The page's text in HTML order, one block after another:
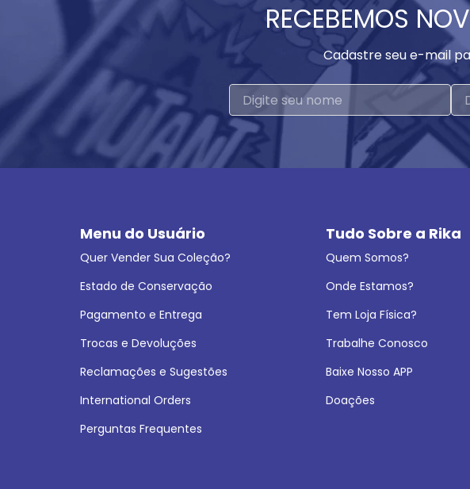
RECEBEMOS
Cadastre seu e-mail
Menu do Usuário
Quer Vender Sua Coleção?
Estado de Conservação
Pagamento e Entrega
Trocas e Devoluções
Reclamações e Sugestões
International Orders
Perguntas Frequentes
Tudo Sobre a Rika
Quem Somos?
Onde Estamos?
Tem Loja Física?
Trabalhe Conosco
Baixe Nosso APP
Doações